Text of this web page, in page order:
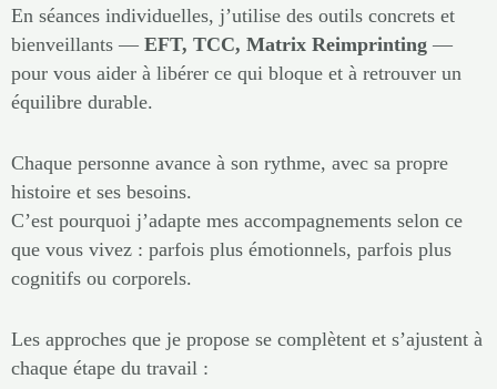
En séances individuelles, j’utilise des outils concrets et
bienveillants — EFT, TCC, Matrix Reimprinting —
pour vous aider à libérer ce qui bloque et à retrouver un
équilibre durable.
Chaque personne avance à son rythme, avec sa propre
histoire et ses besoins.
C’est pourquoi j’adapte mes accompagnements selon ce
que vous vivez : parfois plus émotionnels, parfois plus
cognitifs ou corporels.
Les approches que je propose se complètent et s’ajustent à
chaque étape du travail :